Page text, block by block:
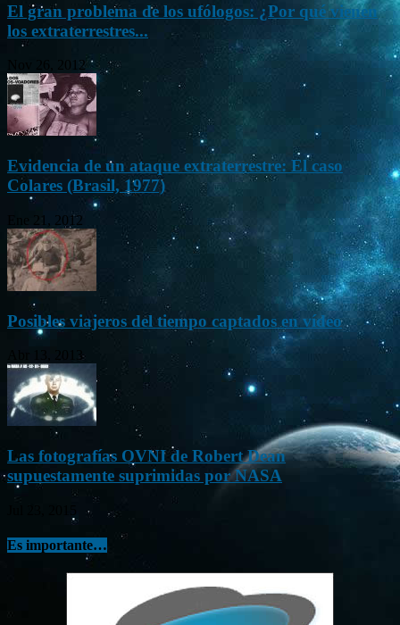
El gran problema de los ufólogos: ¿Por qué vienen
los extraterrestres...
Nov 26, 2012
Evidencia de un ataque extraterrestre: El caso
Colares (Brasil, 1977)
Ene 21, 2012
Posibles viajeros del tiempo captados en vídeo
Abr 13, 2013
Las fotografías OVNI de Robert Dean
supuestamente suprimidas por NASA
Es importante…